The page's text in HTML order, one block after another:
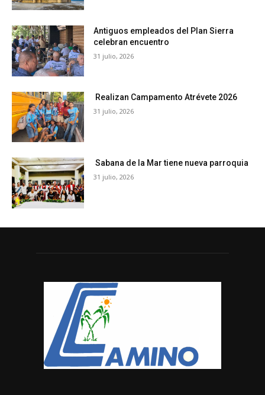
Antiguos empleados del Plan Sierra
celebran encuentro
31 julio, 2026
Realizan Campamento Atrévete 2026
31 julio, 2026
Sabana de la Mar tiene nueva parroquia
31 julio, 2026